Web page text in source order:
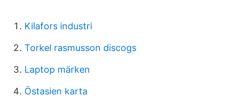
Kilafors industri
Torkel rasmusson discogs
Laptop märken
Östasien karta